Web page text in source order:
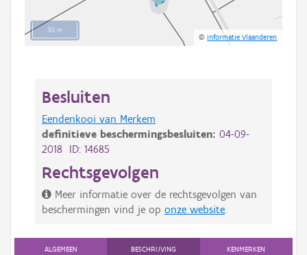
50 m
©Informatie Vlaanderen
Besluiten
Eendenkooi van Merkem
definitieve beschermingsbesluiten: 04-09-
2018 ID: 14685
Rechtsgevolgen
Meer informatie over de rechtsgevolgen van
beschermingen vind je op onze website
ALGEMEEN BESCHRIJVING KENMERKEN